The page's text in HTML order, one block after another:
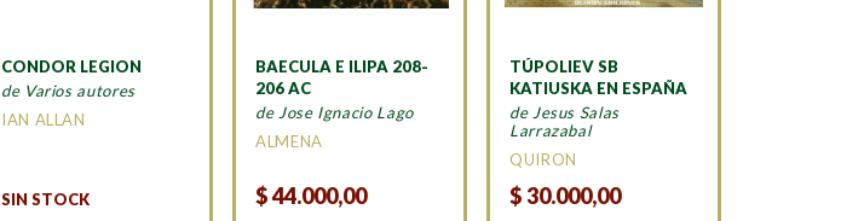
CONDOR LEGION
de Varios autores
IAN ALLAN
SIN STOCK
BAECULA E ILIPA 208-
206 AC
de Jose Ignacio Lago
ALMENA
$44.000,00
TÚPOLIEV SB
KATIUSKA EN ESPAÑA
de Jesus Salas
Larrazabal
QUIRON
$30.000,00